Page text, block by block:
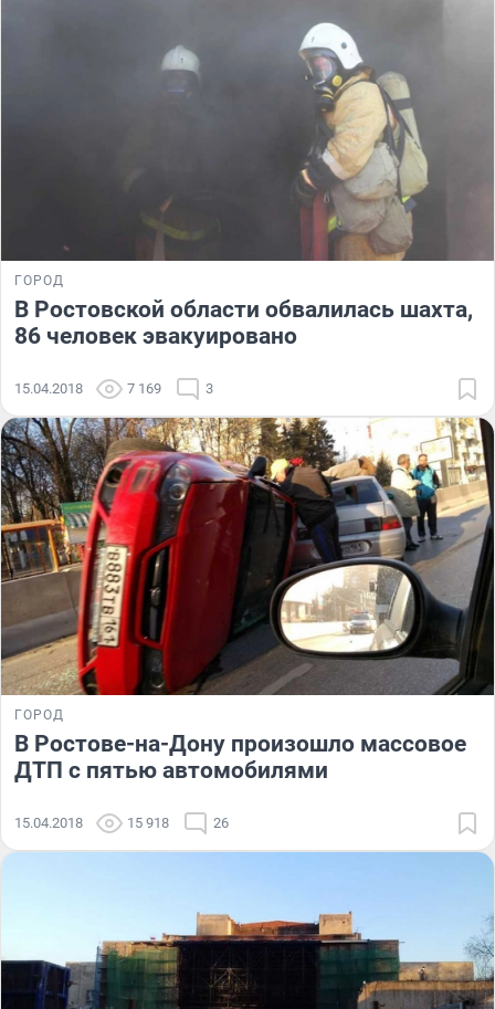
ГОРОД
В Ростовской области обвалилась шахта,
86 человек эвакуировано
15.04.2018 7 169 3
ГОРОД
В Ростове-на-Дону произошло массовое
ДТП с пятью автомобилями
15.04.2018 15 918 26